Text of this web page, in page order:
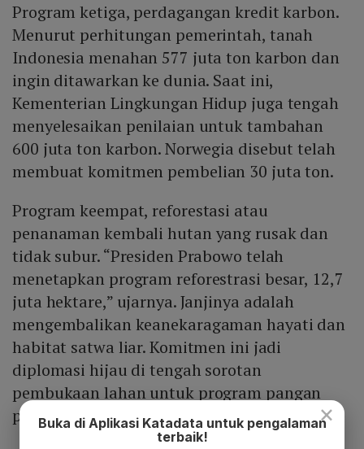
Program ketiga, perdagangan kredit karbon.
Menurut perhitungan pemerintah, tanah
Indonesia menahan 577 juta ton karbon dan
ingin ditawarkan ke dunia. Saat ini,
Kementerian Lingkungan Hidup juga tengah
menyelesaikan penilaian untuk tambahan
600 juta ton karbon. Norwegia disebut telah
membuat komitmen pembelian 30 juta ton.
Program keempat, reforestasi atau
penanaman kembali hutan yang rusak dan
tidak subur. “Presiden Prabowo telah
menetapkan program reforestrasi besar, 12,7
juta hektare,” ujarnya. Janjinya adalah
mengembalikan keanekaragaman hayati dan
habitat satwa liar. Komitmen ini jadi
diplomasi hijau di tengah sorotan
pembukaan lahan untuk program pangan
pemerintah.
×
Buka di Aplikasi Katadata untuk pengalaman
terbaik!